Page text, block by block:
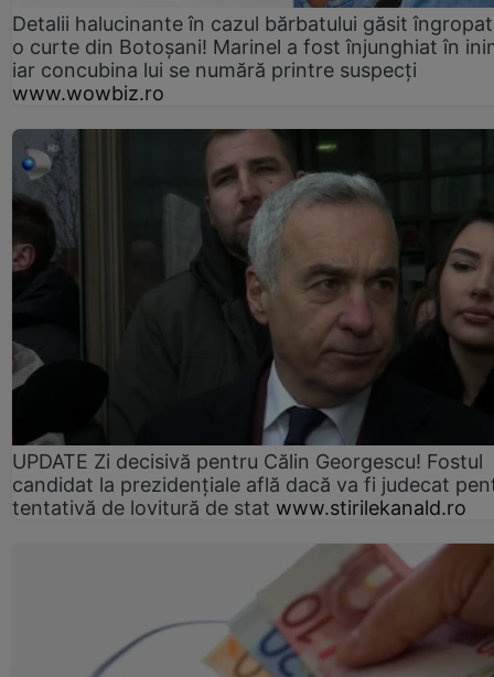
Detalii halucinante în cazul bărbatului găsit
o curte din Botoșani! Marinel a fost înjunghiat în
iar concubina lui se numără printre suspecți
www.wowbiz.ro
UPDATE Zi decisivă pentru Călin Georgescu! Fostul
candidat la prezidențiale află dacă va fi judecat
tentativă de lovitură de stat www.stirilekanald.ro